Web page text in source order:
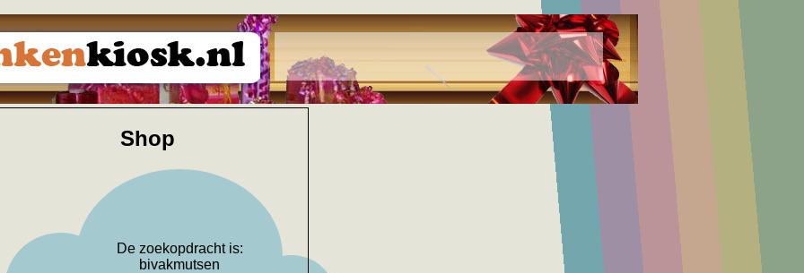
Shop
De zoekopdracht is:
bivakmutsen